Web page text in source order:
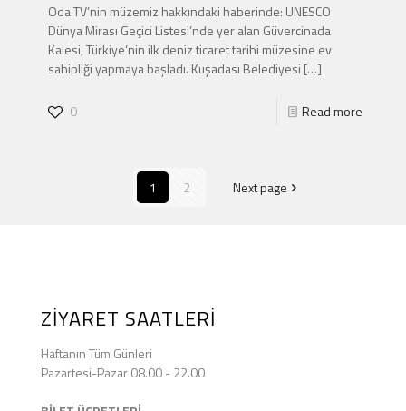
Oda TV’nin müzemiz hakkındaki haberinde: UNESCO
Dünya Mirası Geçici Listesi’nde yer alan Güvercinada
Kalesi, Türkiye’nin ilk deniz ticaret tarihi müzesine ev
sahipliği yapmaya başladı. Kuşadası Belediyesi […]
0 Read more
1 2 Next page
ZİYARET SAATLERİ
Haftanın Tüm Günleri
Pazartesi-Pazar 08.00 - 22.00